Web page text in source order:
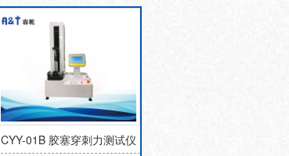
CYY-01B 胶塞穿刺力测试仪